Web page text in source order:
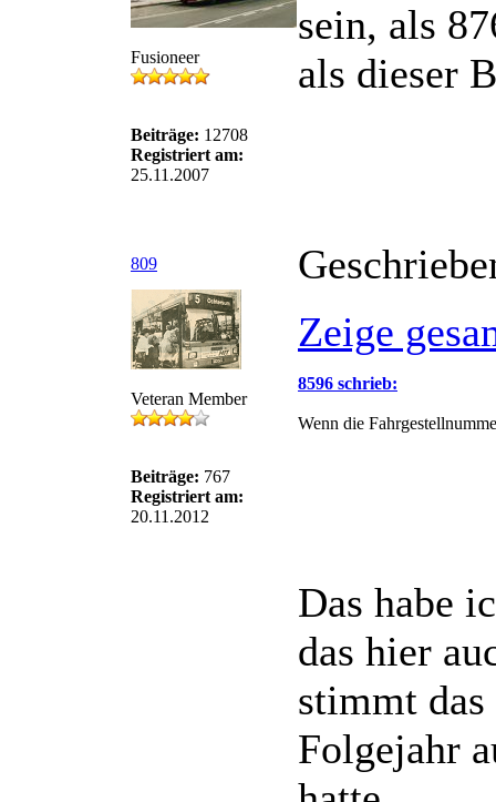
Fusioneer
Beiträge: 12708
Registriert am:
25.11.2007
sein, als
als dieser
809
Veteran Member
Beiträge: 767
Registriert am:
20.11.2012
Zeige
8596 schrieb:
Wenn die
Das habe
das hier
stimmt
Folgejahr